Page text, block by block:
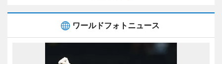
ワールドフォトニュース